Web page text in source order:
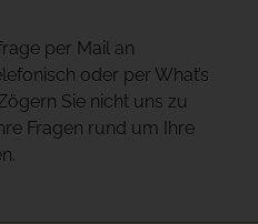
per Mail an
oder per What’s
Sie nicht uns zu
Fragen rund um Ihre